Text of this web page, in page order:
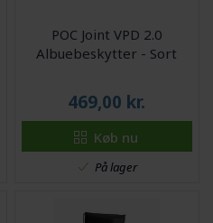
POC Joint VPD 2.0
Albuebeskytter - Sort
469,00 kr.
Køb nu
På lager